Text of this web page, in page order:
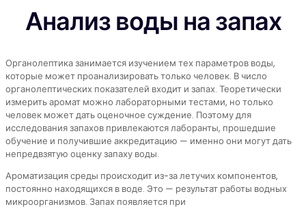
Анализ воды на запах
Органолептика занимается изучением тех параметров воды,
которые может проанализировать только человек. В число
органолептических показателей входит и запах. Теоретически
измерить аромат можно лабораторными тестами, но только
человек может дать оценочное суждение. Поэтому для
исследования запахов привлекаются лаборанты, прошедшие
обучение и получившие аккредитацию — именно они могут дать
непредвзятую оценку запаху воды.
Ароматизация среды происходит из-за летучих компонентов,
постоянно находящихся в воде. Это — результат работы водных
микроорганизмов. Запах появляется при